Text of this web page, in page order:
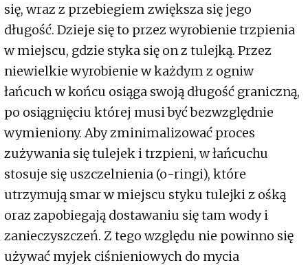
się, wraz z przebiegiem zwiększa się jego
długość. Dzieje się to przez wyrobienie trzpienia
w miejscu, gdzie styka się on z tulejką. Przez
niewielkie wyrobienie w każdym z ogniw
łańcuch w końcu osiąga swoją długość graniczną,
po osiągnięciu której musi być bezwzględnie
wymieniony. Aby zminimalizować proces
zużywania się tulejek i trzpieni, w łańcuchu
stosuje się uszczelnienia (o-ringi), które
utrzymują smar w miejscu styku tulejki z ośką
oraz zapobiegają dostawaniu się tam wody i
zanieczyszczeń. Z tego względu nie powinno się
używać myjek ciśnieniowych do mycia